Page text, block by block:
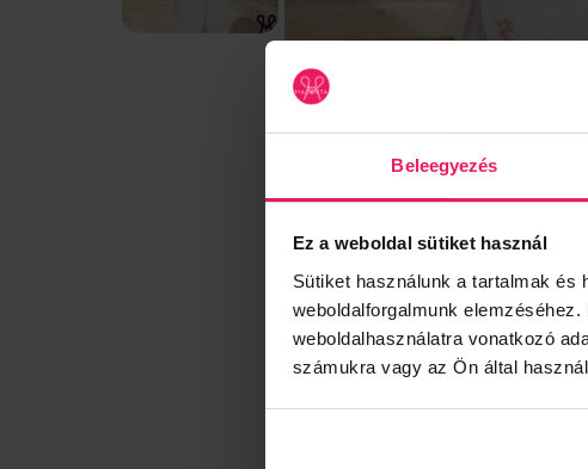
Beleegyezés
Ez a weboldal sütiket használ
Sütiket használunk a tartalmak
weboldalforgalmunk
weboldalhasználatra vonatkozó
számukra vagy az Ön által